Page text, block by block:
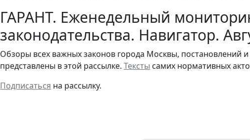
ГАРАНТ. Еженедельный
законодательства. Навигатор.
Обзоры всех важных законов города Москвы, постановлений
представлены в этой рассылке. Тексты самих нормативных
Подписаться на рассылку.